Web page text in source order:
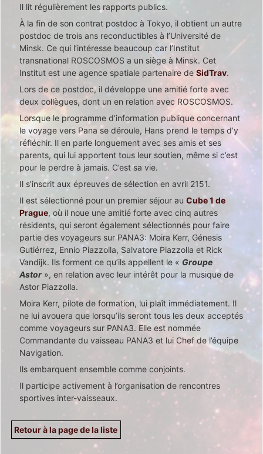
Il lit régulièrement les rapports publics.
À la fin de son contrat postdoc à Tokyo, il obtient un autre
postdoc de trois ans reconductibles à l’Université de
Minsk. Ce qui l’intéresse beaucoup car l’Institut
transnational ROSCOSMOS a un siège à Minsk. Cet
Institut est une agence spatiale partenaire deSidTrav.
Lors de ce postdoc, il développe une amitié forte avec
deux collègues, dont un en relation avec ROSCOSMOS.
Lorsque le programme d’information publique concernant
le voyage vers Pana se déroule, Hans prend le temps d’y
réfléchir. Il en parle longuement avec ses amis et ses
parents, qui lui apportent tous leur soutien, même si c’est
pour le perdre à jamais. C’est sa vie.
Il s’inscrit aux épreuves de sélection en avril 2151.
Il est sélectionné pour un premier séjour auCube 1 de
Prague, où il noue une amitié forte avec cinq autres
résidents, qui seront également sélectionnés pour faire
partie des voyageurs sur PANA3: Moira Kerr, Génesis
Gutiérrez, Ennio Piazzolla, Salvatore Piazzolla et Rick
Vandijk. Ils forment ce qu’ils appellent le « Groupe
Astor », en relation avec leur intérêt pour la musique de
Astor Piazzolla.
Moira Kerr, pilote de formation, lui plaît immédiatement. Il
ne lui avouera que lorsqu’ils seront tous les deux acceptés
comme voyageurs sur PANA3. Elle est nommée
Commandante du vaisseau PANA3 et lui Chef de l’équipe
Navigation.
Ils embarquent ensemble comme conjoints.
Il participe activement à l’organisation de rencontres
sportives inter-vaisseaux.
Retour à la page de la liste